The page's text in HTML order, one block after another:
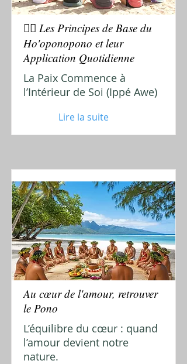
🧘‍♀️ Les Principes de Base du
Ho'oponopono et leur
Application Quotidienne
La Paix Commence à
l’Intérieur de Soi (Ippé Awe)
Lire la suite
Au cœur de l'amour, retrouver
le Pono
L’équilibre du cœur : quand
l’amour devient notre
nature.